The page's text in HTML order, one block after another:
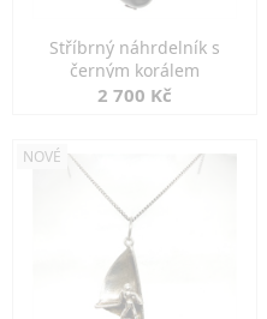
Stříbrný náhrdelník s
černým korálem
2 700 Kč
NOVÉ